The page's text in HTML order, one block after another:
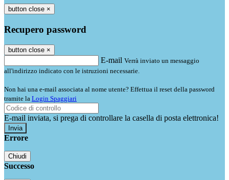
button close ×
Recupero password
button close ×
E-mail Verrà inviato un messaggio
all'indirizzo indicato con le istruzioni necessarie.
Non hai una e-mail associata al nome utente? Effettua il reset della password
tramite la Login Spaggiari
E-mail inviata, si prega di controllare la casella di posta elettronica!
Errore
Chiudi
Successo